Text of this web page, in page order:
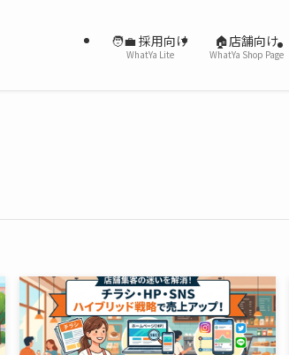
🧑‍💼 採用向け
WhatYa Lite
🏠店舗向け
WhatYa Shop Page